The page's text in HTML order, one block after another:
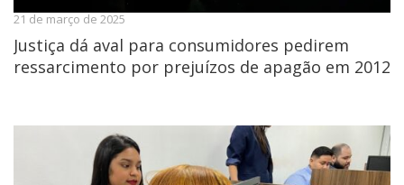
21 de março de 2025
Justiça dá aval para consumidores pedirem
ressarcimento por prejuízos de apagão em 2012